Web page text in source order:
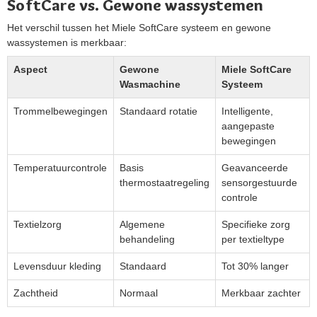
SoftCare vs. Gewone wassystemen
Het verschil tussen het Miele SoftCare systeem en gewone
wassystemen is merkbaar:
Aspect
Gewone
Wasmachine
Miele SoftCare
Systeem
Trommelbewegingen Standaard rotatie
Intelligente,
aangepaste
bewegingen
Temperatuurcontrole
Basis
thermostaatregeling
Geavanceerde
sensorgestuurde
controle
Textielzorg
Algemene
behandeling
Specifieke zorg
per textieltype
Levensduur kleding Standaard Tot 30% langer
Zachtheid Normaal Merkbaar zachter